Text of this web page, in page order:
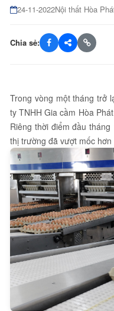
24-11-2022Nội thất Hòa
Chia sẻ:
Trong vòng một tháng trở
ty TNHH Gia cầm Hòa
Riêng thời điểm đầu
thị trường đã vượt mốc